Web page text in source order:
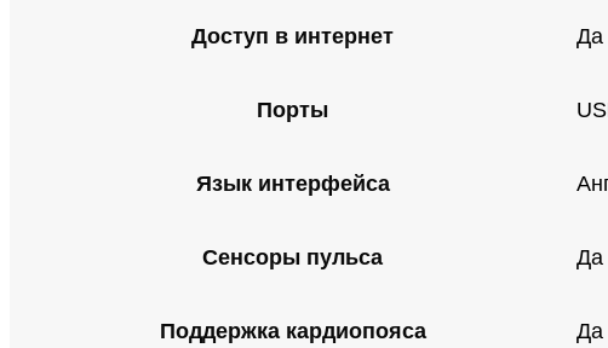
Доступ в интернет Да
Порты
Язык интерфейса
Сенсоры пульса Да
Поддержка кардиопояса Да